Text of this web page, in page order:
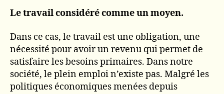
Le travail considéré comme un moyen.
Dans ce cas, le travail est une obligation, une
nécessité pour avoir un revenu qui permet de
satisfaire les besoins primaires. Dans notre
société, le plein emploi n’existe pas. Malgré les
politiques économiques menées depuis